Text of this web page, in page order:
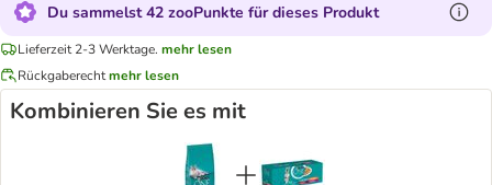
Du sammelst 42 zooPunkte für dieses Produkt
Lieferzeit 2-3 Werktage. mehr lesen
Rückgaberechtmehr lesen
Kombinieren Sie es mit